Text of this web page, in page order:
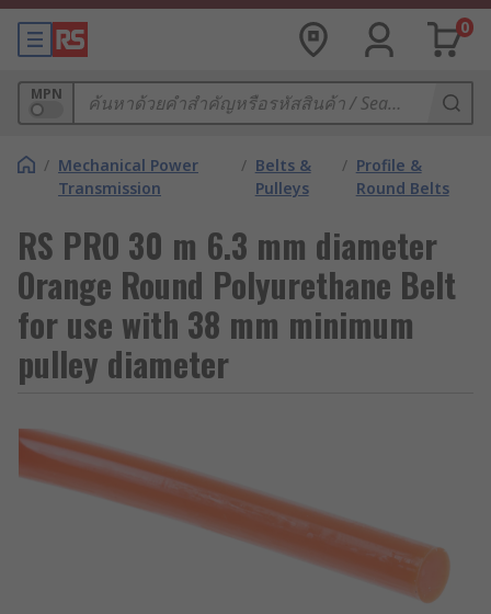
0
MPN
/ Mechanical Power
Transmission
/ Belts &
Pulleys
/ Profile &
Round Belts
RS PRO 30 m 6.3 mm diameter
Orange Round Polyurethane Belt
for use with 38 mm minimum
pulley diameter